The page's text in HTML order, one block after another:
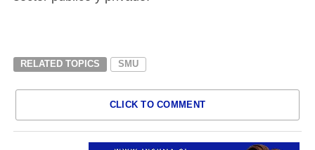
RELATED TOPICS SMU
CLICK TO COMMENT